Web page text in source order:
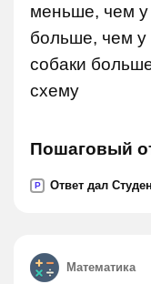
меньше, чем у
больше, чем у
собаки
схему
Пошаговый
P Ответ дал
Математика